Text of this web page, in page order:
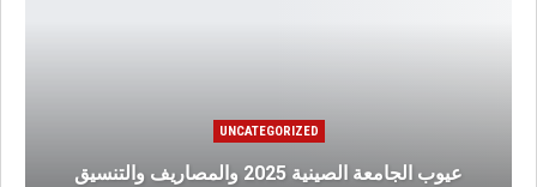
UNCATEGORIZED
عيوب الجامعة الصينية 2025 والمصاريف والتنسيق